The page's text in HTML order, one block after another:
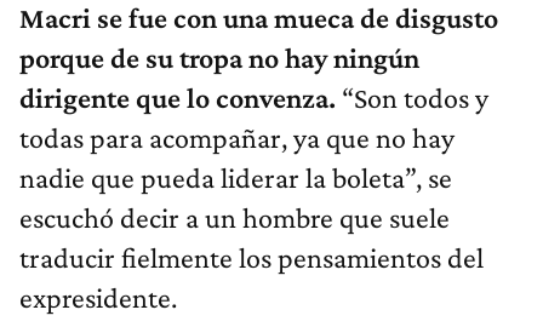
Macri se fue con una mueca de disgusto
porque de su tropa no hay ningún
dirigente que lo convenza. “Son todos y
todas para acompañar, ya que no hay
nadie que pueda liderar la boleta”, se
escuchó decir a un hombre que suele
traducir fielmente los pensamientos del
expresidente.